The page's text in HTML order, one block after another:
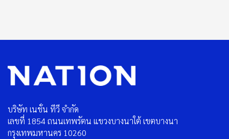
บริษัท เนชั่น ทีวี จำกัด
เลขที่ 1854 ถนนเทพรัตน แขวงบางนาใต้ เขตบางนา
กรุงเทพมหานคร 10260